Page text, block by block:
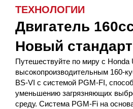
ТЕХНОЛОГИИ
Двигатель
Новый стандарт
Путешествуйте по миру с
высокопроизводительным 160-
BS-VI с системой PGM-FI,
уменьшению загрязняющих
среду. Система PGM-Fi на